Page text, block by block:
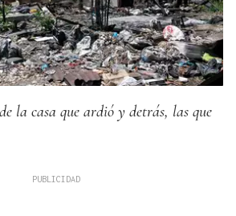
la casa que ardió y detrás, las que